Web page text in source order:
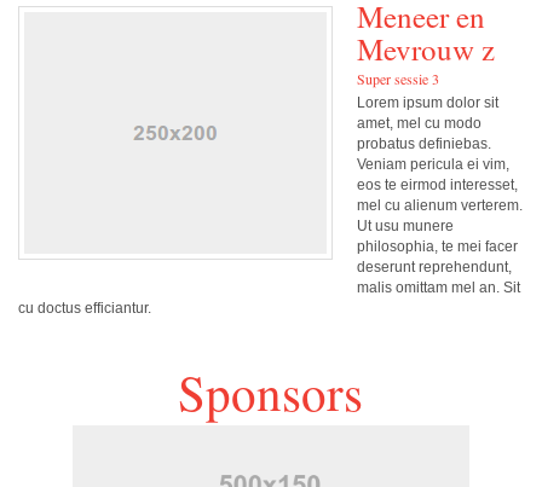
Meneer en
Mevrouw z
Super sessie 3
Lorem ipsum dolor sit
amet, mel cu modo
probatus definiebas.
Veniam pericula ei vim,
eos te eirmod interesset,
mel cu alienum verterem.
Ut usu munere
philosophia, te mei facer
deserunt reprehendunt,
malis omittam mel an. Sit
cu doctus efficiantur.
Sponsors